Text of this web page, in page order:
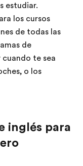
estudiar.
los cursos
de todas las
de
cuando te sea
o los
inglés para